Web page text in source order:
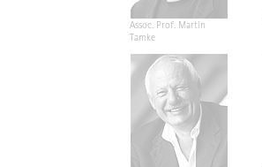
Assoc. Prof. Martin
Tamke